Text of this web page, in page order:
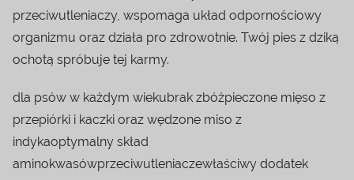
przeciwutleniaczy, wspomaga układ odpornościowy
organizmu oraz działa pro zdrowotnie. Twój pies z dziką
ochotą spróbuje tej karmy.
dla psów w każdym wiekubrak zbóżpieczone mięso z
przepiórki i kaczki oraz wędzone miso z
indykaoptymalny skład
aminokwasówprzeciwutleniaczewłaściwy dodatek